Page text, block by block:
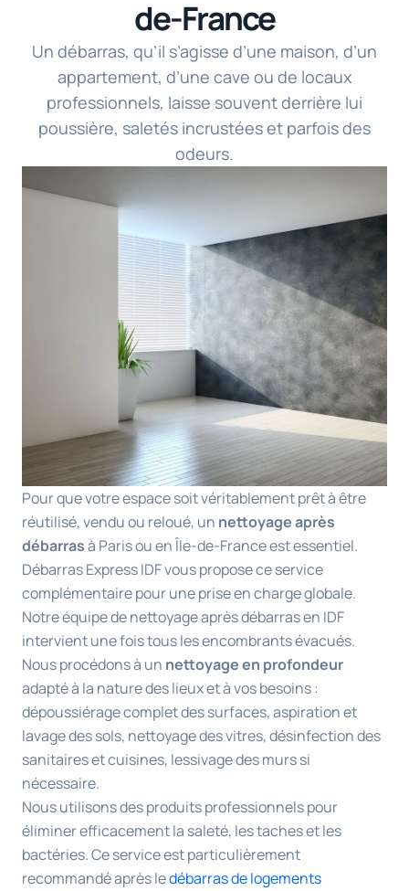
de-France
Un débarras, qu’il s’agisse d’une maison, d’un
appartement, d’une cave ou de locaux
professionnels, laisse souvent derrière lui
poussière, saletés incrustées et parfois des
odeurs.
Pour que votre espace soit véritablement prêt à être
réutilisé, vendu ou reloué, un nettoyage après
débarrasà Paris ou en Île-de-France est essentiel.
Débarras Express IDF vous propose ce service
complémentaire pour une prise en charge globale.
Notre équipe de nettoyage après débarras en IDF
intervient une fois tous les encombrants évacués.
Nous procédons à un nettoyage en profondeur
adapté à la nature des lieux et à vos besoins :
dépoussiérage complet des surfaces, aspiration et
lavage des sols, nettoyage des vitres, désinfection des
sanitaires et cuisines, lessivage des murs si
nécessaire.
Nous utilisons des produits professionnels pour
éliminer efficacement la saleté, les taches et les
bactéries. Ce service est particulièrement
recommandé après ledébarras de logements